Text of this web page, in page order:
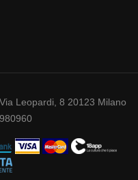
Leopardi, 8 20123 Milano